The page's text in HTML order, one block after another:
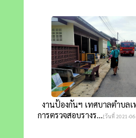
งานป้องกันฯ เทศบาลตำบล
การตรวจสอบรางร...[วันที่ 2021-